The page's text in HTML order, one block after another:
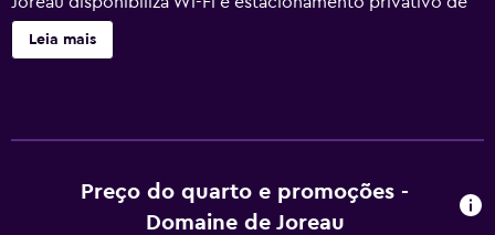
graça. Há um banheiro privativo com chuveiro e produtos
de banho de cortesia em cada unidade, além de secador
Domaine de Joreau fica a 18 km de Estação de trem de
Saumur e a 30 km de Castelo de Montsoreau. O Aeroporto
Leia mais
Preço do quarto e promoções -
Domaine de Joreau